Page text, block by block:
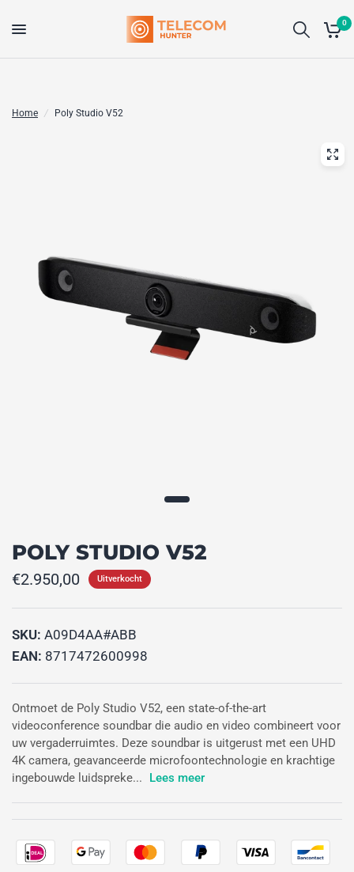
0
Home / Poly Studio V52
POLY STUDIO V52
€2.950,00 Uitverkocht
SKU: A09D4AA#ABB
EAN: 8717472600998
Ontmoet de Poly Studio V52, een state-of-the-art
videoconference soundbar die audio en video combineert voor
uw vergaderruimtes. Deze soundbar is uitgerust met een UHD
4K camera, geavanceerde microfoontechnologie en krachtige
ingebouwde luidspreke...
Lees meer